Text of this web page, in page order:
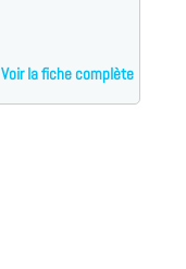
Voir la fiche complète